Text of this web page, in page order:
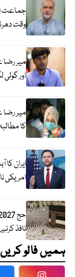
وقت
میر
اور
میر رضا
کا
ایران کا
امریکی
نافذ
ہمیں فالو کریں